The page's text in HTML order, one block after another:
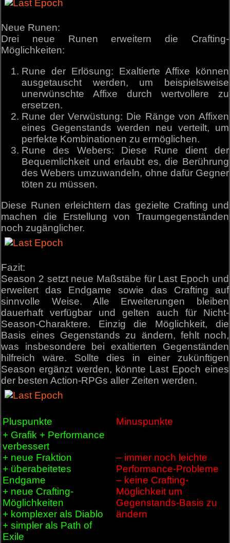
Neue Runen:
Drei neue Runen erweitern die Crafting-
Möglichkeiten:
Rune der Erlösung: Exaltierte Affixe können
ausgetauscht werden, um beispielsweise
unerwünschte Affixe durch wertvollere zu
ersetzen.
Rune der Verwüstung: Die Ränge von Affixen
eines Gegenstands werden neu verteilt, um
perfekte Kombinationen zu ermöglichen.
Rune des Webers: Diese Rune dient der
Bequemlichkeit und erlaubt es, die Berührung
des Webers umzuwandeln, ohne dafür Gegner
töten zu müssen.
Diese Runen erleichtern das gezielte Crafting und
machen die Erstellung von Traumgegenständen
noch zugänglicher.
Fazit:
Season 2 setzt neue Maßstäbe für Last Epoch und
erweitert das Endgame sowie das Crafting auf
sinnvolle Weise. Alle Erweiterungen bleiben
dauerhaft verfügbar und gelten auch für Nicht-
Season-Charaktere. Einzig die Möglichkeit, die
Basis eines Gegenstands zu ändern, fehlt noch,
was insbesondere bei exaltierten Gegenständen
hilfreich wäre. Sollte dies in einer zukünftigen
Season ergänzt werden, könnte Last Epoch eines
der besten Action-RPGs aller Zeiten werden.
Pluspunkte
Minuspunkte
+ Grafik + Performance
verbessert
+ neue Fraktion
+ überabeitetes
Endgame
+ neue Crafting-
Möglichkeiten
+ komplexer als Diablo
+ simpler als Path of
Exile
– immer noch leichte
Performance-Probleme
– keine Crafting-
Möglichkeit um
Gegenstands-Basis zu
ändern